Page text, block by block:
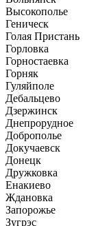
Высокополье
Геническ
Голая Пристань
Горловка
Горностаевка
Горняк
Гуляйполе
Дебальцево
Дзержинск
Днепрорудное
Доброполье
Докучаевск
Донецк
Дружковка
Енакиево
Ждановка
Запорожье
Зугрэс